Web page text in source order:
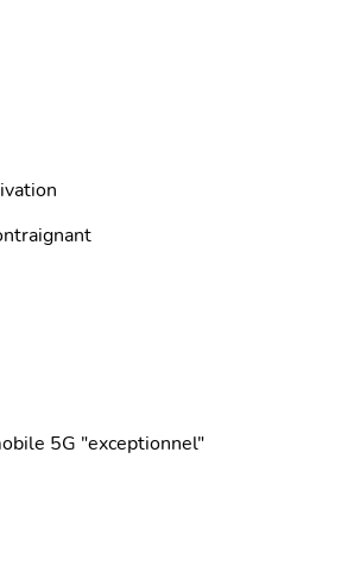
5G "exceptionnel"